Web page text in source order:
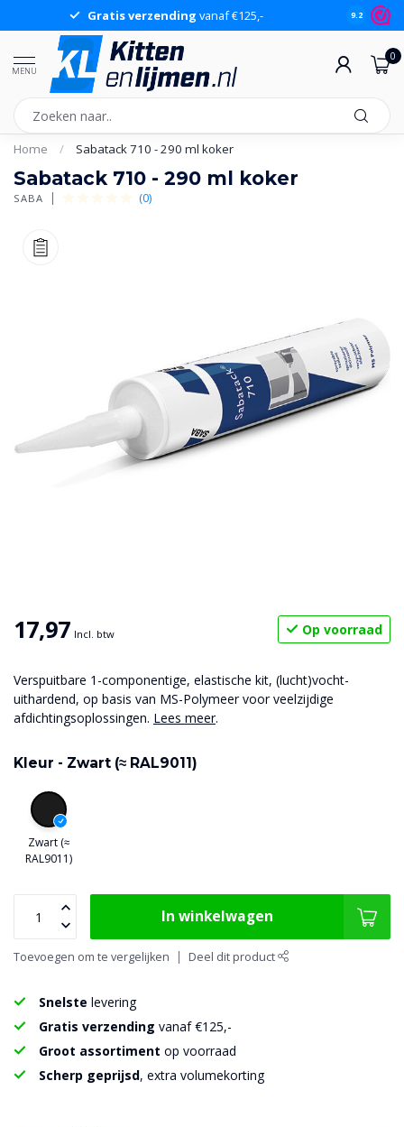
Gratis verzending vanaf €125,- 9.2
MENU
0
Home / Sabatack 710 - 290 ml koker
Sabatack 710 - 290 ml koker
SABA (0)
17,97 Incl. btw Op voorraad
Verspuitbare 1-componentige, elastische kit, (lucht)vocht-
uithardend, op basis van MS-Polymeer voor veelzijdige
afdichtingsoplossingen. Lees meer.
Kleur - Zwart (≈ RAL9011)
Zwart (≈
RAL9011)
In winkelwagen
Toevoegen om te vergelijken Deel dit product
Snelste levering
Gratis verzending vanaf €125,-
Groot assortiment op voorraad
Scherp geprijsd, extra volumekorting